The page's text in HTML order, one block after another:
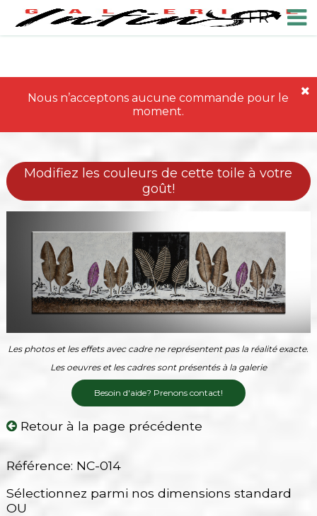
FR
Nous n’acceptons aucune commande pour le
moment.
Modifiez les couleurs de cette toile à votre
goût!
Les photos et les effets avec cadre ne représentent pas la réalité exacte.
Les oeuvres et les cadres sont présentés à la galerie
Besoin d'aide? Prenons contact!
Retour à la page précédente
Référence: NC-014
Sélectionnez parmi nos dimensions standard
OU